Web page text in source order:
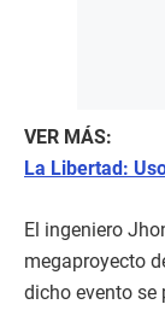
VER MÁS:
La Libertad:
El ingeniero
megaproyecto
dicho evento se